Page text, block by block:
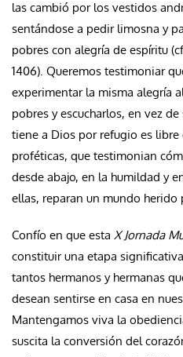
las cambió por los vestidos
sentándose a pedir limosna y
pobres con alegría de espíritu
1406). Queremos testimoniar
experimentar la misma alegría
pobres y escucharlos, en vez
tiene a Dios por refugio es
proféticas, que testimonian
desde abajo, en la humildad y
ellas, reparan un mundo herido
Confío en que esta X Jornada
constituir una etapa
tantos hermanos y hermanas
desean sentirse en casa en
Mantengamos viva la
suscita la conversión del